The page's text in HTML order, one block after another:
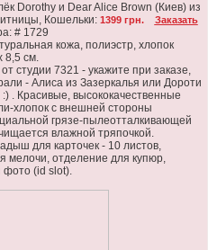
Dorothy и Dear Alice Brown (Киев) из
Кошельки: 1399 грн. Заказать
# 1729
кожа, полиэстр, хлопок
8,5 см.
студии 7321 - укажите при заказе,
- Алиса из Зазеркалья или Дороти
. Красивые, высококачественные
хлопок с внешней стороны
грязе-пылеотталкивающей
влажной тряпочкой.
для карточек - 10 листов,
мелочи, отделение для купюр,
фото (id slot).